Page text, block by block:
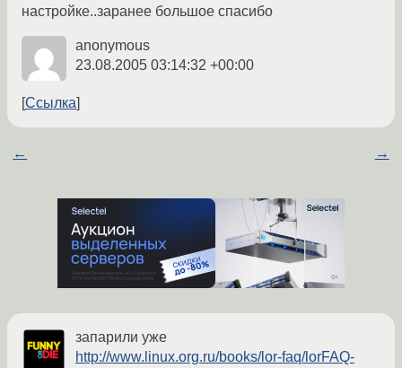
настройке..заранее большое спасибо
anonymous
23.08.2005 03:14:32 +00:00
Ссылка
← →
запарили уже
http://www.linux.org.ru/books/lor-faq/lorFAQ-